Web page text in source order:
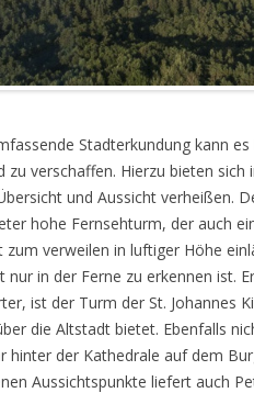
Stadterkundung kann
zu verschaffen. Hierzu bieten sich
und Aussicht verheißen.
hohe Fernsehturm, der auch
zum verweilen in luftiger Höhe
nur in der Ferne zu erkennen ist.
ist der Turm der St. Johannes
die Altstadt bietet. Ebenfalls
hinter der Kathedrale auf dem
Aussichtspunkte liefert auch